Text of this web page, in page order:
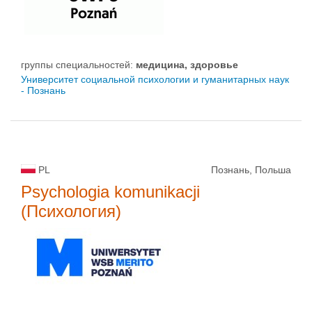
группы специальностей: медицина, здоровье
Университет социальной психологии и гуманитарных наук
- Познань
PL Познань, Польша
Psychologia komunikacji
(Психология)